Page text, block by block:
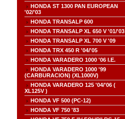
HONDA ST 1300 PAN EUROPEAN
'02/'03
HONDA TRANSALP 600
HONDA TRANSALP XL 650 V '01/'03
HONDA TRANSALP XL 700 V '09
HONDA TRX 450 R '04/'05
HONDA VARADERO 1000 '06 I.E.
HONDA VARADERO 1000 '99
(CARBURACION) (XL1000V)
HONDA VARADERO 125 '04/'06 (
XL125V )
HONDA VF 500 (PC-12)
HONDA VF 750 '83